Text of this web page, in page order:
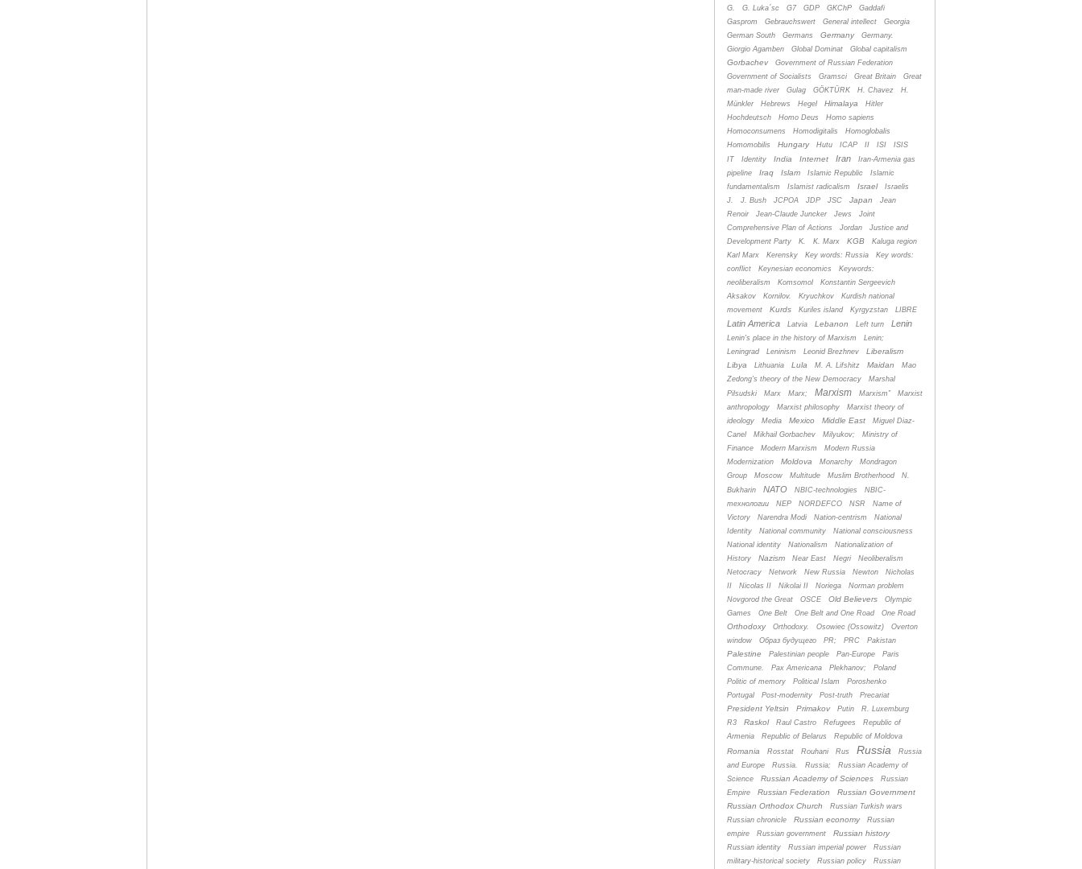
G. G. Luka´sc G7 GDP GKChP
Gaddafi
Gasprom
Gebrauchswert General intellect
Georgia
German South
Germans Germany
Germany.
Giorgio Agamben
Global Dominat Global capitalism
Gorbachev
Government of Russian Federation
Government of Socialists
Gramsci Great Britain
Great
man-made river
Gulag GÖKTÜRK H. Chavez
H.
Münkler
Hebrews Hegel Himalaya
Hitler
Hochdeutsch
Homo Deus
Homo sapiens
Homoconsumens
Homodigitalis
Homoglobalis
Homomobilis
Hungary Hutu ICAP II ISI
ISIS
IT
Identity India Internet Iran
Iran-Armenia gas
pipeline
Iraq Islam Islamic Republic
Islamic
fundamentalism
Islamist radicalism Israel
Israelis
J.
J. Bush JCPOA JDP JSC Japan
Jean
Renoir
Jean-Claude Juncker Jews
Joint
Comprehensive Plan of Actions
Jordan
Justice and
Development Party
K. K. Marx KGB
Kaluga region
Karl Marx
Kerensky Key words: Russia
Key words:
conflict
Keynesian economics
Keywords:
neoliberalism
Komsomol
Konstantin Sergeevich
Aksakov
Kornilov. Kryuchkov
Kurdish national
movement
Kurds Kuriles island Kyrgyzstan LIBRE
Latin America Latvia Lebanon Left turn Lenin
Lenin's place in the history of Marxism
Lenin;
Leningrad
Leninism Leonid Brezhnev
Liberalism
Libya
Lithuania Lula M. A. Lifshitz Maidan
Mao
Zedong's theory of the New Democracy
Marshal
Pilsudski
Marx Marx; Marxism Marxism”
Marxist
anthropology
Marxist philosophy
Marxist theory of
ideology
Media Mexico Middle East
Miguel Diaz-
Canel
Mikhail Gorbachev Milyukov;
Ministry of
Finance
Modern Marxism
Modern Russia
Modernization
Moldova Monarchy
Mondragon
Group
Moscow Multitude Muslim Brotherhood
N.
Bukharin
NATO NBIC-technologies
NBIC-
технологии
NEP NORDEFCO NSR
Name of
Victory
Narendra Modi Nation-centrism
National
Identity
National community
National consciousness
National identity
Nationalism
Nationalization of
History
Nazism Near East Negri
Neoliberalism
Netocracy
Network New Russia Newton
Nicholas
II
Nicolas II Nikolai II Noriega
Norman problem
Novgorod the Great
OSCE Old Believers
Olympic
Games
One Belt One Belt and One Road One Road
Orthodoxy Orthodoxy. Osowiec (Ossowitz)
Overton
window
Oбраз будущего PR; PRC Pakistan
Palestine Palestinian people Pan-Europe
Paris
Commune.
Pax Americana Plekhanov;
Poland
Politic of memory
Political Islam
Poroshenko
Portugal
Post-modernity Post-truth Precariat
President Yeltsin Primakov Putin
R. Luxemburg
R3
Raskol Raul Castro Refugees
Republic of
Armenia
Republic of Belarus Republic of Moldova
Romania Rosstat Rouhani Rus Russia
Russia
and Europe
Russia. Russia;
Russian Academy of
Science
Russian Academy of Sciences
Russian
Empire
Russian Federation
Russian Government
Russian Orthodox Church
Russian Turkish wars
Russian chronicle
Russian economy
Russian
empire
Russian government Russian history
Russian identity Russian imperial power
Russian
military-historical society
Russian policy Russian